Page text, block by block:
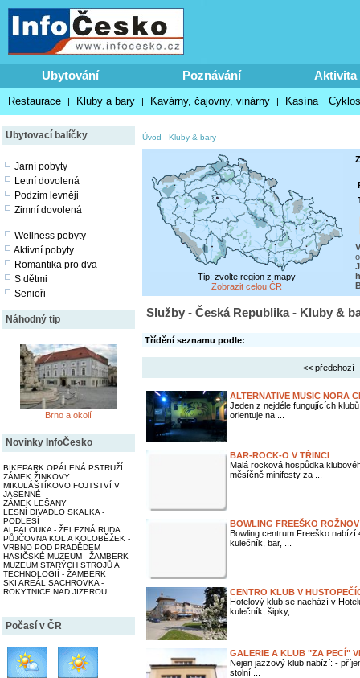
Ubytování Poznávání Aktivita
Restaurace | Kluby a bary | Kavárny, čajovny, vinárny | Kasína
Ubytovací balíčky
Jarní pobyty
Letní dovolená
Podzim levněji
Zimní dovolená
Wellness pobyty
Aktivní pobyty
Romantika pro dva
S dětmi
Senioři
Náhodný tip
Brno a okolí
Novinky InfoČesko
BIKEPARK OPÁLENÁ PSTRUŽÍ
ZÁMEK ŽINKOVY
MIKULÁŠTÍKOVO FOJTSTVÍ V
JASENNÉ
ZÁMEK LEŠANY
LESNÍ DIVADLO SKALKA -
PODLESÍ
ALPALOUKA - ŽELEZNÁ RUDA
PŮJČOVNA KOL A KOLOBĚŽEK -
VRBNO POD PRADĚDEM
HASIČSKÉ MUZEUM - ŽAMBERK
MUZEUM STARÝCH STROJŮ A
TECHNOLOGIÍ - ŽAMBERK
SKI AREÁL SACHROVKA -
ROKYTNICE NAD JIZEROU
Počasí v ČR
Úvod - Kluby & bary
Tip: zvolte region z mapy
Zobrazit celou ČR
Služby - Česká Republika - Kluby &
Třídění seznamu podle:
<< předchozí
ALTERNATIVE MUSIC NORA
Jeden z nejdéle fungujících
orientuje na ...
BAR-ROCK-O V TŘINCI
Malá rocková hospůdka
měsíčně minifesty za ...
BOWLING FREEŠKO ROŽNOV
Bowling centrum Freeško nabízí
kulečník, bar, ...
CENTRO KLUB V
Hotelový klub se nachází v
kulečník, šipky, ...
GALERIE A KLUB "ZA PECÍ"
Nejen jazzový klub nabízí: -
stolní ...